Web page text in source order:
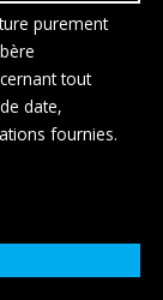
purement
tout
date,
fournies.